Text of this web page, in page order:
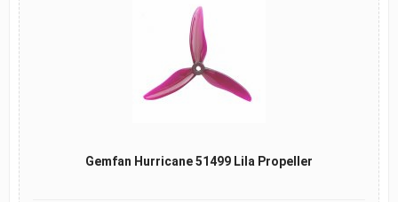
Gemfan Hurricane 51499 Lila Propeller